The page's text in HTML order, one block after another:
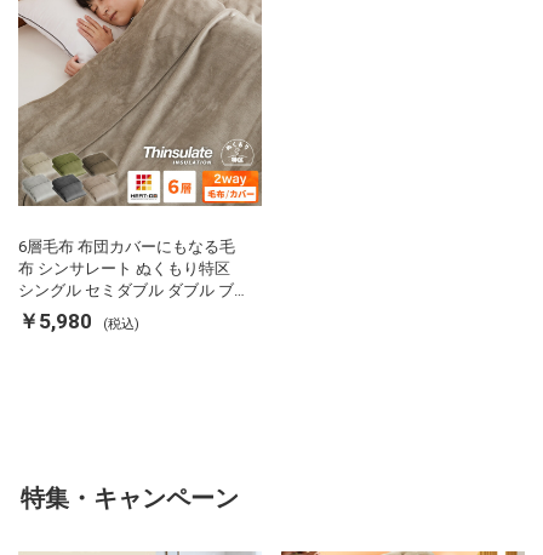
6層毛布 布団カバーにもなる毛
布 シンサレート ぬくもり特区
シングル セミダブル ダブル ブ
ランケット 掛け布団カバー フラ
ンネル 保温 蓄熱 吸湿 発熱 断熱
￥5,980 (税込)
特集・キャンペーン